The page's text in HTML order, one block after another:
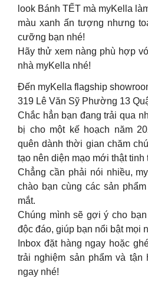
look Bánh TẾT mà myKella
màu xanh ấn tượng nhưng
cưỡng bạn nhé!
Hãy thử xem nàng phù hợp
nhà myKella nhé!
Đến myKella flagship
319 Lê Văn Sỹ Phường 13
Chắc hẳn bạn đang trải qua
bị cho một kế hoạch năm
quên dành thời gian chăm
tạo nên diện mạo mới thật tinh
Chẳng cần phải nói nhiều,
chào bạn cùng các sản
mắt.
Chúng mình sẽ gợi ý cho
độc đáo, giúp bạn nổi bật mọi
Inbox đặt hàng ngay hoặc
trải nghiệm sản phẩm và
ngay nhé!